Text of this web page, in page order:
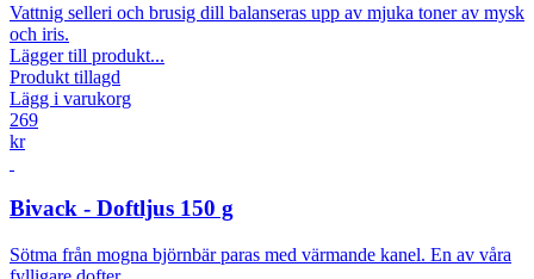
Vattnig selleri och brusig dill balanseras upp av mjuka toner av mysk
och iris.
Lägger till produkt...
Produkt tillagd
Lägg i varukorg
269
kr
Bivack - Doftljus 150 g
Sötma från mogna björnbär paras med värmande kanel. En av våra